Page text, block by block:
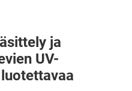
ja
UV-